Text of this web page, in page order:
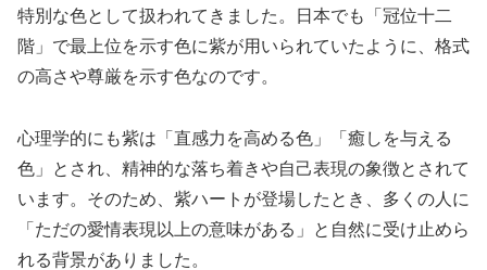
特別な色として扱われてきました。日本でも「冠位十二
階」で最上位を示す色に紫が用いられていたように、格式
の高さや尊厳を示す色なのです。
心理学的にも紫は「直感力を高める色」「癒しを与える
色」とされ、精神的な落ち着きや自己表現の象徴とされて
います。そのため、紫ハートが登場したとき、多くの人に
「ただの愛情表現以上の意味がある」と自然に受け止めら
れる背景がありました。